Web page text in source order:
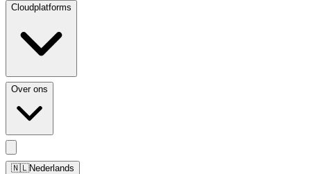
Cloudplatforms
Over ons
🇳🇱Nederlands